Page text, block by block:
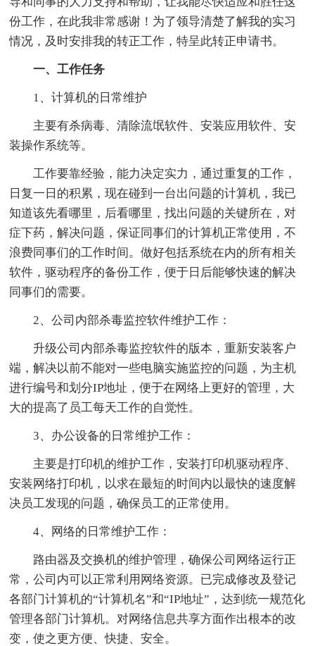
份工作，在此我非常感谢！为了领导清楚了解我的实习
情况，及时安排我的转正工作，特呈此转正申请书。
一、工作任务
1、计算机的日常维护
主要有杀病毒、清除流氓软件、安装应用软件、安
装操作系统等。
工作要靠经验，能力决定实力，通过重复的工作，
日复一日的积累，现在碰到一台出问题的计算机，我已
知道该先看哪里，后看哪里，找出问题的关键所在，对
症下药，解决问题，保证同事们的计算机正常使用，不
浪费同事们的工作时间。做好包括系统在内的所有相关
软件，驱动程序的备份工作，便于日后能够快速的解决
同事们的需要。
2、公司内部杀毒监控软件维护工作：
升级公司内部杀毒监控软件的版本，重新安装客户
端，解决以前不能对一些电脑实施监控的问题，为主机
进行编号和划分IP地址，便于在网络上更好的管理，大
大的提高了员工每天工作的自觉性。
3、办公设备的日常维护工作：
主要是打印机的维护工作，安装打印机驱动程序、
安装网络打印机，以求在最短的时间内以最快的速度解
决员工发现的问题，确保员工的正常使用。
4、网络的日常维护工作：
路由器及交换机的维护管理，确保公司网络运行正
常，公司内可以正常利用网络资源。已完成修改及登记
各部门计算机的“计算机名”和“IP地址”，达到统一规范化
管理各部门计算机。对网络信息共享方面作出根本的改
变，使之更方便、快捷、安全。